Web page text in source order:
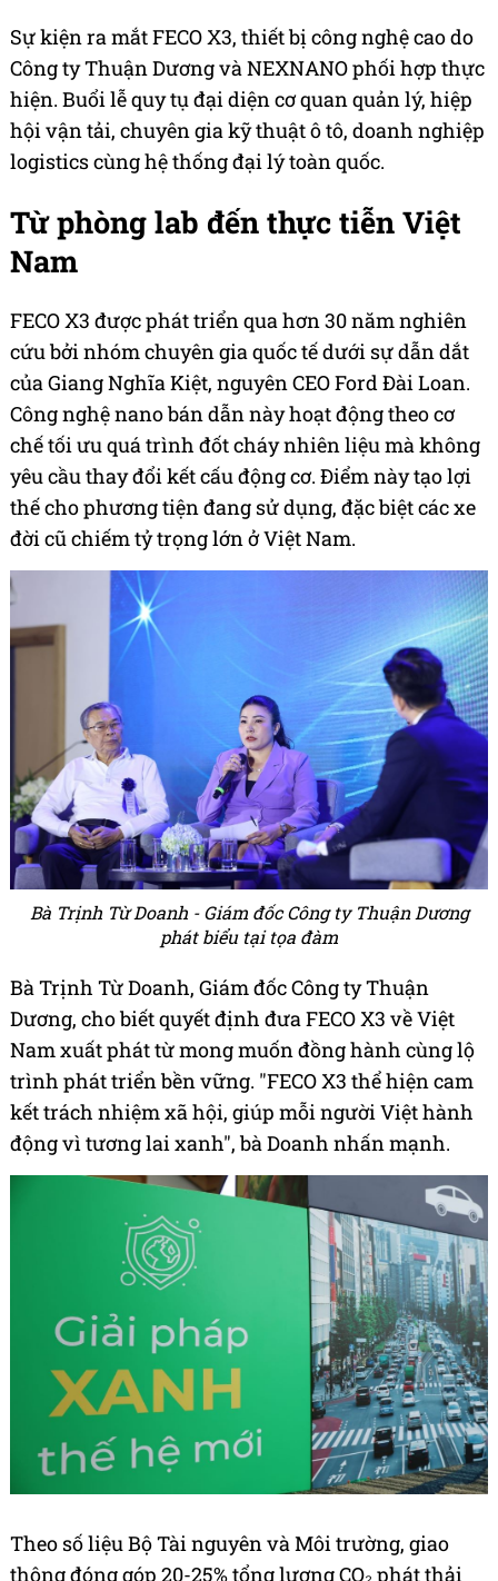
Sự kiện ra mắt FECO X3, thiết bị công nghệ cao do
Công ty Thuận Dương và NEXNANO phối hợp thực
hiện. Buổi lễ quy tụ đại diện cơ quan quản lý, hiệp
hội vận tải, chuyên gia kỹ thuật ô tô, doanh nghiệp
logistics cùng hệ thống đại lý toàn quốc.
Từ phòng lab đến thực tiễn Việt
Nam
FECO X3 được phát triển qua hơn 30 năm nghiên
cứu bởi nhóm chuyên gia quốc tế dưới sự dẫn dắt
của Giang Nghĩa Kiệt, nguyên CEO Ford Đài Loan.
Công nghệ nano bán dẫn này hoạt động theo cơ
chế tối ưu quá trình đốt cháy nhiên liệu mà không
yêu cầu thay đổi kết cấu động cơ. Điểm này tạo lợi
thế cho phương tiện đang sử dụng, đặc biệt các xe
đời cũ chiếm tỷ trọng lớn ở Việt Nam.
Bà Trịnh Từ Doanh - Giám đốc Công ty Thuận Dương
phát biểu tại tọa đàm
Bà Trịnh Từ Doanh, Giám đốc Công ty Thuận
Dương, cho biết quyết định đưa FECO X3 về Việt
Nam xuất phát từ mong muốn đồng hành cùng lộ
trình phát triển bền vững. "FECO X3 thể hiện cam
kết trách nhiệm xã hội, giúp mỗi người Việt hành
động vì tương lai xanh", bà Doanh nhấn mạnh.
Theo số liệu Bộ Tài nguyên và Môi trường, giao
thông đóng góp 20-25% tổng lượng CO₂ phát thải